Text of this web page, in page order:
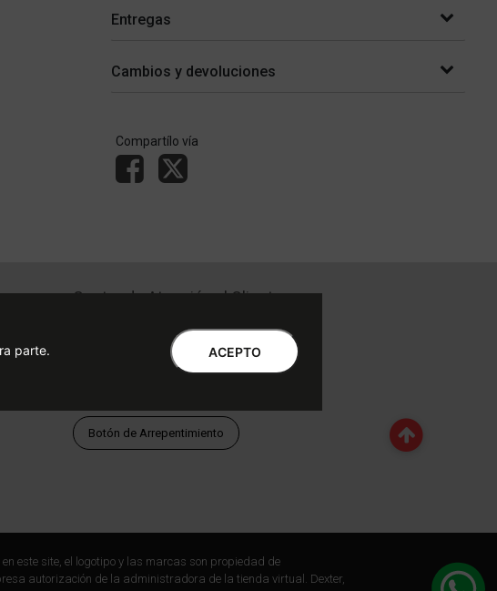
Entregas
Cambios y devoluciones
Compartílo vía
Centro de Atención al Cliente
WhatsApp | Lu a Vi 9 a 20 | Sa 9 a 17
Botón de Arrepentimiento
en este site, el logotipo y las marcas son propiedad de
autorización de la administradora de la tienda virtual. Dexter,
parte.
ACEPTO